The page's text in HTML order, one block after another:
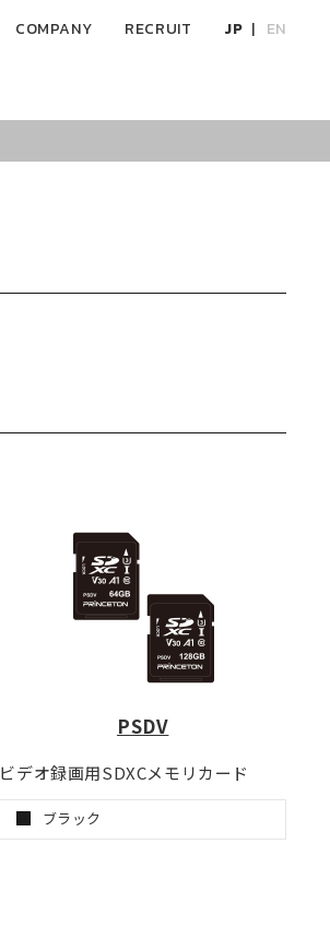
COMPANY RECRUIT JP EN
PSDV
ビデオ録画用SDXCメモリカード
ブラック